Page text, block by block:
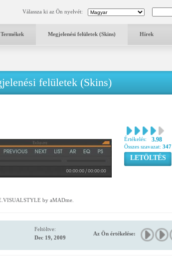
Válassza ki az Ön nyelvét:
Termékek Megjelenési felületek (Skins) Hírek
felületek (Skins)
Értékelés: 3.98
Összes szavazat: 347
LETÖLTÉS
by aMADme.
Feltöltve:
Dec 19, 2009
Az Ön értékelése: